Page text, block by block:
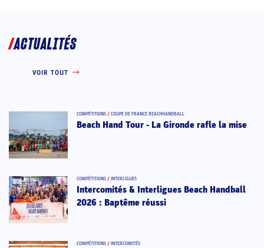
ACTUALITÉS
VOIR TOUT
COMPÉTITIONS / COUPE DE FRANCE BEACHHANDBALL
Beach Hand Tour - La Gironde rafle la mise
COMPÉTITIONS / INTERLIGUES
Intercomités & Interligues Beach Handball
2026 : Baptême réussi
COMPÉTITIONS / INTERCOMITÉS